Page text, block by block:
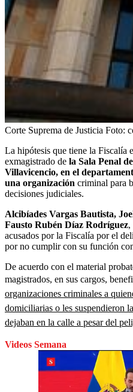
Corte Suprema de Justicia Foto:
La hipótesis que tiene la Fiscalía
exmagistrado de la Sala Penal
Villavicencio, en el
una organización criminal para
decisiones judiciales.
Alcibíades Vargas Bautista,
Fausto Rubén Díaz Rodríguez,
acusados por la Fiscalía por el
por no cumplir con su función
De acuerdo con el material
magistrados, en sus cargos,
organizaciones criminales a
domiciliarias o les suspendieron
dejaban en la calle a pesar del
Videos Semana